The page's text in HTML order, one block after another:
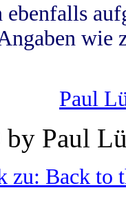
wie
Paul
Paul
zu: Back to